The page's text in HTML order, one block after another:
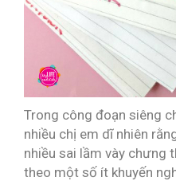
Trong công đoạn siêng
nhiều chị em dĩ nhiên
nhiều sai lầm vày chưng
theo một số ít khuyến